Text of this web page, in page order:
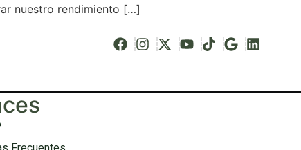
nuestro rendimiento […]